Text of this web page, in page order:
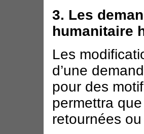
3. Les
humanitaire
Les
d’une
pour des
permettra
retournées